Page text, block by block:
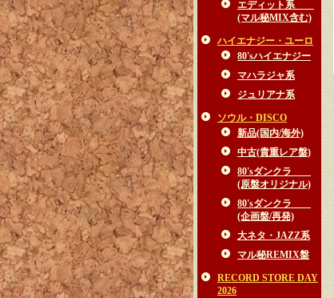
エディット系
(マル秘MIX含む)
ハイエナジー・ユーロ
80'sハイエナジー
マハラジャ系
ジュリアナ系
ソウル・DISCO
新品(国内/海外)
中古(貴重レア盤)
80'sダンクラ
(原盤オリジナル)
80'sダンクラ
(企画盤/再発)
大ネタ・JAZZ系
マル秘REMIX盤
RECORD STORE DAY
2026